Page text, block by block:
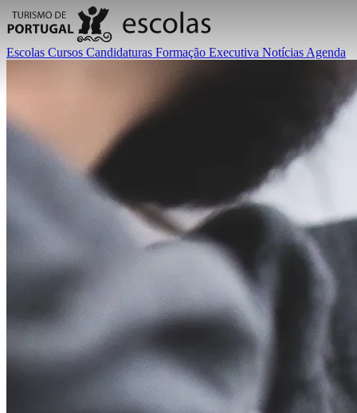
Escolas Cursos Candidaturas Formação Executiva Notícias Agenda